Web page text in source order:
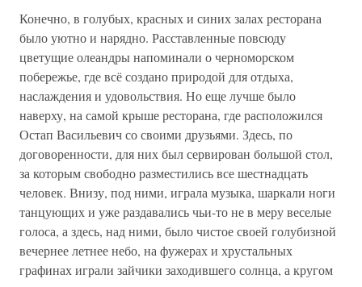
Конечно, в голубых, красных и синих залах ресторана
было уютно и нарядно. Расставленные повсюду
цветущие олеандры напоминали о черноморском
побережье, где всё создано природой для отдыха,
наслаждения и удовольствия. Но еще лучше было
наверху, на самой крыше ресторана, где расположился
Остап Васильевич со своими друзьями. Здесь, по
договоренности, для них был сервирован большой стол,
за которым свободно разместились все шестнадцать
человек. Внизу, под ними, играла музыка, шаркали ноги
танцующих и уже раздавались чьи-то не в меру веселые
голоса, а здесь, над ними, было чистое своей голубизной
вечернее летнее небо, на фужерах и хрустальных
графинах играли зайчики заходившего солнца, а кругом